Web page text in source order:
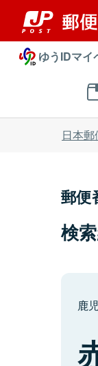
ゆうIDマイ
日本
郵便
検
鹿